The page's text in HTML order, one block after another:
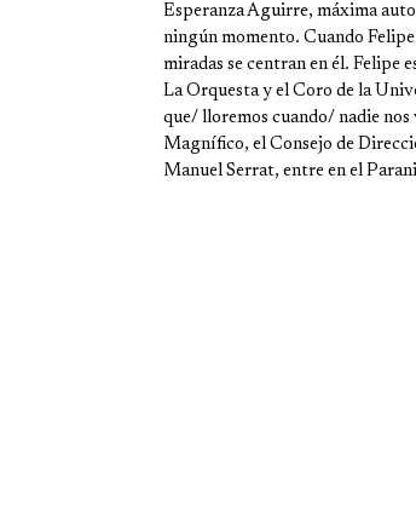
Esperanza Aguirre, máxima
ningún momento. Cuando
miradas se centran en él. Felipe
La Orquesta y el Coro de la
que/ lloremos cuando/ nadie
Magnífico, el Consejo de
Manuel Serrat, entre en el